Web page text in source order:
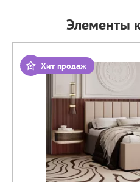
Элементы
Хит продаж